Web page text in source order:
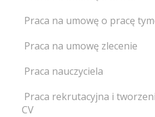
Praca na umowę o pracę
Praca na umowę zlecenie
Praca nauczyciela
Praca rekrutacyjna i
CV